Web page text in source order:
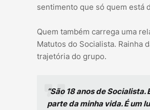
sentimento que só quem está
Quem também carrega uma
Matutos do Socialista. Rainha
trajetória do grupo.
“São 18 anos de
parte da minha vida. É um